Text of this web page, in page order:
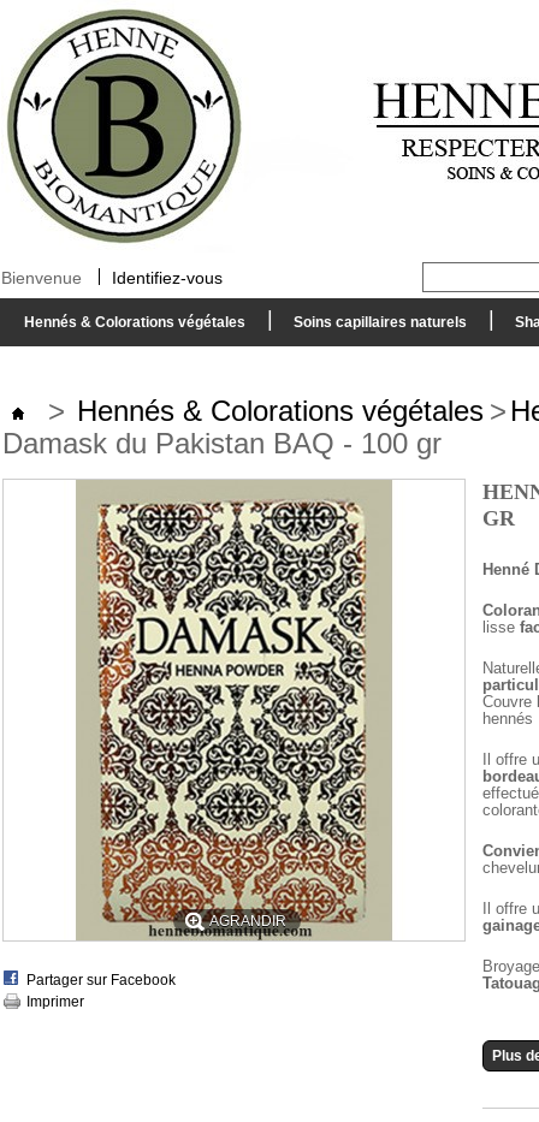
Bienvenue Identifiez-vous
Hennés & Colorations végétales Soins capillaires naturels
> Hennés & Colorations végétales >
Damask du Pakistan BAQ - 100 gr
AGRANDIR
Partager sur Facebook
Imprimer
GR
Henné
lisse
Couvre
Il offre
Il offre
Plus